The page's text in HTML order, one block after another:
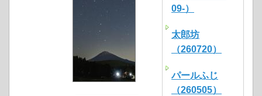
09-）
太郎坊
（260720）
パールふじ
（260505）